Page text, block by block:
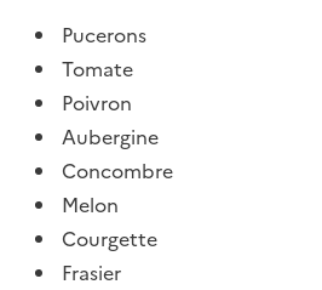
Pucerons
Tomate
Poivron
Aubergine
Concombre
Melon
Courgette
Frasier